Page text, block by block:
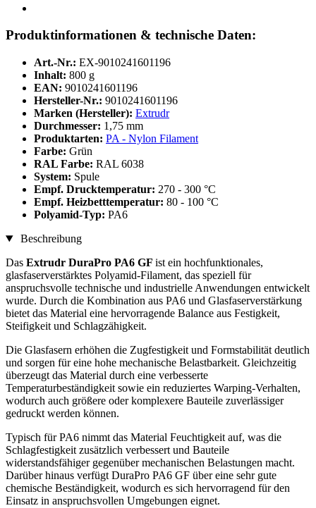
Produktinformationen & technische Daten:
Art.-Nr.: EX-9010241601196
Inhalt: 800 g
EAN: 9010241601196
Hersteller-Nr.: 9010241601196
Marken (Hersteller): Extrudr
Durchmesser: 1,75 mm
Produktarten: PA - Nylon Filament
Farbe: Grün
RAL Farbe: RAL 6038
System: Spule
Empf. Drucktemperatur: 270 - 300 °C
Empf. Heizbetttemperatur: 80 - 100 °C
Polyamid-Typ: PA6
Beschreibung
Das Extrudr DuraPro PA6 GF ist ein hochfunktionales,
glasfaserverstärktes Polyamid-Filament, das speziell für
anspruchsvolle technische und industrielle Anwendungen entwickelt
wurde. Durch die Kombination aus PA6 und Glasfaserverstärkung
bietet das Material eine hervorragende Balance aus Festigkeit,
Steifigkeit und Schlagzähigkeit.
Die Glasfasern erhöhen die Zugfestigkeit und Formstabilität deutlich
und sorgen für eine hohe mechanische Belastbarkeit. Gleichzeitig
überzeugt das Material durch eine verbesserte
Temperaturbeständigkeit sowie ein reduziertes Warping-Verhalten,
wodurch auch größere oder komplexere Bauteile zuverlässiger
gedruckt werden können.
Typisch für PA6 nimmt das Material Feuchtigkeit auf, was die
Schlagfestigkeit zusätzlich verbessert und Bauteile
widerstandsfähiger gegenüber mechanischen Belastungen macht.
Darüber hinaus verfügt DuraPro PA6 GF über eine sehr gute
chemische Beständigkeit, wodurch es sich hervorragend für den
Einsatz in anspruchsvollen Umgebungen eignet.